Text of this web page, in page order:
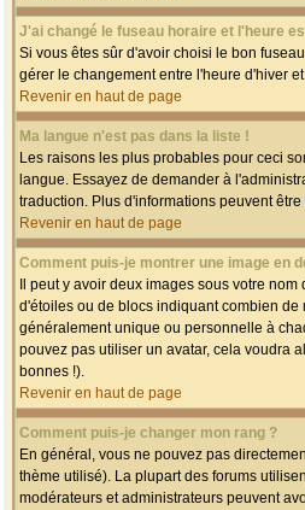
J'ai changé le fuseau horaire et l'heure
Si vous êtes sûr d'avoir choisi le bon
gérer le changement entre l'heure d'hiver
Revenir en haut de page
Ma langue n'est pas dans la liste !
Les raisons les plus probables pour ceci
langue. Essayez de demander à
traduction. Plus d'informations peuvent
Revenir en haut de page
Comment puis-je montrer une image en
Il peut y avoir deux images sous votre
d'étoiles ou de blocs indiquant combien de
généralement unique ou personnelle à
pouvez pas utiliser un avatar, cela voudra
bonnes !).
Revenir en haut de page
Comment puis-je changer mon rang ?
En général, vous ne pouvez pas
thème utilisé). La plupart des forums
modérateurs et administrateurs peuvent